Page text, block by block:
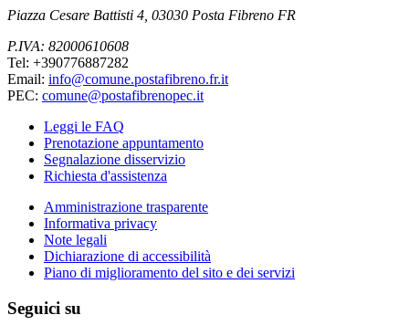
Piazza Cesare Battisti 4, 03030 Posta Fibreno FR
P.IVA: 82000610608
Tel: +390776887282
Email: info@comune.postafibreno.fr.it
PEC: comune@postafibrenopec.it
Leggi le FAQ
Prenotazione appuntamento
Segnalazione disservizio
Richiesta d'assistenza
Amministrazione trasparente
Informativa privacy
Note legali
Dichiarazione di accessibilità
Piano di miglioramento del sito e dei servizi
Seguici su